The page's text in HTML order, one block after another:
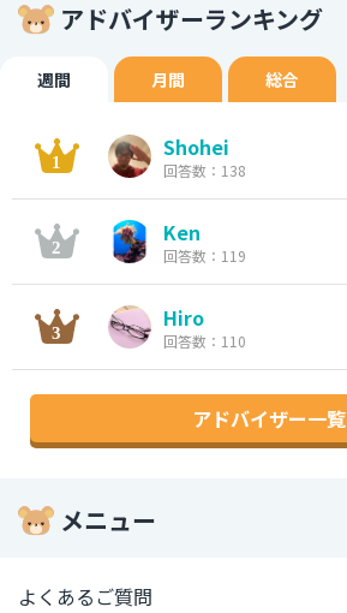
アドバイザーランキング
週間 月間 総合
Shohei
回答数：138
Ken
回答数：119
Hiro
回答数：110
アドバイザー一覧
メニュー
よくあるご質問